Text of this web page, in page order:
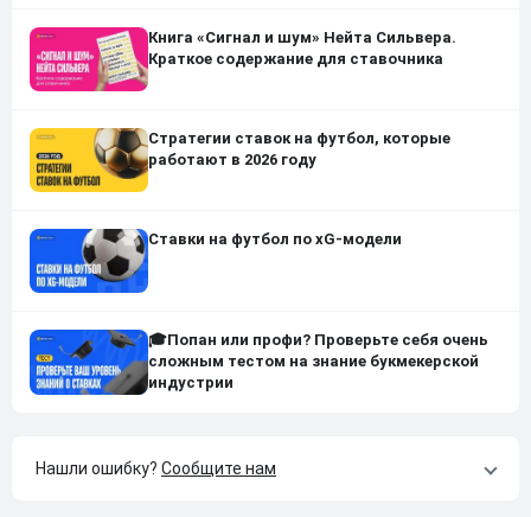
Книга «Сигнал и шум» Нейта Сильвера.
Краткое содержание для ставочника
Стратегии ставок на футбол, которые
работают в 2026 году
Ставки на футбол по xG-модели
🎓Попан или профи? Проверьте себя очень
сложным тестом на знание букмекерской
индустрии
Нашли ошибку? Сообщите нам